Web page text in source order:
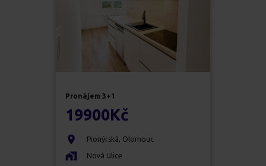
Pronájem 3+1
19900Kč
Pionýrská, Olomouc
Nová Ulice